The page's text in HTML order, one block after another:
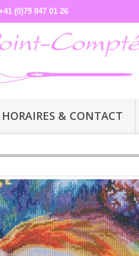
(0)79 847 01 26
HORAIRES & CONTACT